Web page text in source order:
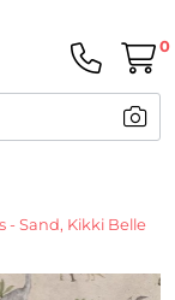
0
- Sand, Kikki Belle